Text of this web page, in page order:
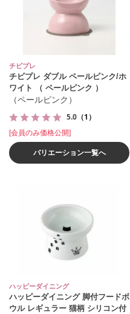
チビプレ
チビプレ ダブル ペールピンク/ホ
ワイト （ ペールピンク ）
（ペールピンク）
5.0 （1）
[会員のみ価格公開]
バリエーション一覧へ
ハッピーダイニング
ハッピーダイニング 脚付フードボ
ウル レギュラー 猫柄 シリコン付